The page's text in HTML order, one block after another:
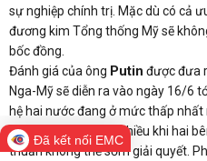
sự nghiệp chính trị. Mặc dù có cả
đương kim Tổng thống Mỹ sẽ
bốc đồng.
Đánh giá của ông Putin được đưa
Nga-Mỹ sẽ diễn ra vào ngày 16/6
hệ hai nước đang ở mức thấp nhất
quả tích cực không nhiều khi hai
thuẫn không thể sớm giải quyết.
Đã kết nối EMC